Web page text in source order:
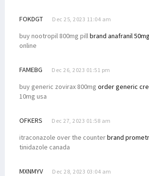
FOKDGT Dec 25, 2023 11:04 am
buy nootropil 800mg pillbrand anafranil 50mg
online
FAMEBG Dec 26, 2023 01:51 pm
buy generic zovirax 800mg order generic
10mg usa
OFKERS Dec 27, 2023 01:58 am
itraconazole over the counterbrand
tinidazole canada
MXNMYV Dec 28, 2023 03:04 am